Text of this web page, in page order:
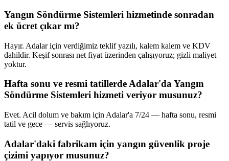
Yangın Söndürme Sistemleri hizmetinde sonradan
ek ücret çıkar mı?
Hayır. Adalar için verdiğimiz teklif yazılı, kalem kalem ve KDV
dahildir. Keşif sonrası net fiyat üzerinden çalışıyoruz; gizli maliyet
yoktur.
Hafta sonu ve resmi tatillerde Adalar'da Yangın
Söndürme Sistemleri hizmeti veriyor musunuz?
Evet. Acil dolum ve bakım için Adalar'a 7/24 — hafta sonu, resmi
tatil ve gece — servis sağlıyoruz.
Adalar'daki fabrikam için yangın güvenlik proje
çizimi yapıyor musunuz?